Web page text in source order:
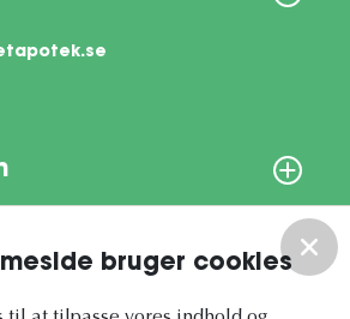
bruger cookies